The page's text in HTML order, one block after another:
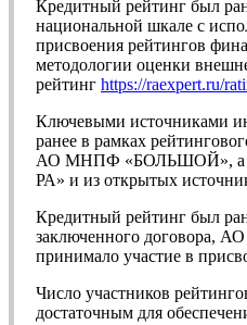
Кредитный рейтинг был
национальной шкале с
присвоения рейтингов
методологии оценки
рейтинг https://raexpert.ru/
Ключевыми источниками
ранее в рамках
АО МНПФ «БОЛЬШОЙ», а
РА» и из открытых
Кредитный рейтинг был
заключенного
принимало участие в
Число участников
достаточным для